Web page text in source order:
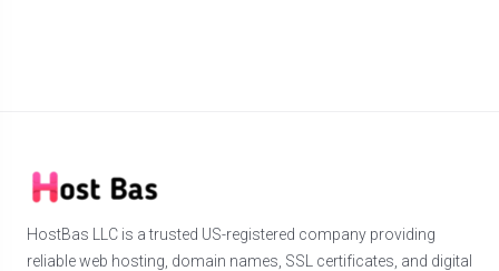
HostBas LLC is a trusted US-registered company providing
reliable web hosting, domain names, SSL certificates, and digital